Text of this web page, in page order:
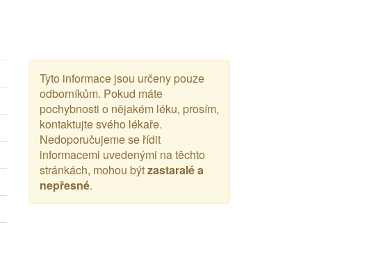
Tyto informace jsou určeny pouze
odborníkům. Pokud máte
pochybnosti o nějakém léku, prosím,
kontaktujte svého lékaře.
Nedoporučujeme se řídit
informacemi uvedenými na těchto
stránkách, mohou býtzastaralé a
nepřesné.